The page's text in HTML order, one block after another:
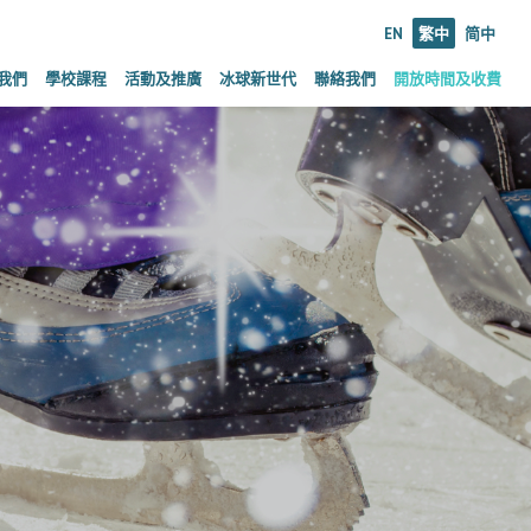
EN 繁中 简中
們 學校課程 活動及推廣 冰球新世代 聯絡我們 開放時間及收費